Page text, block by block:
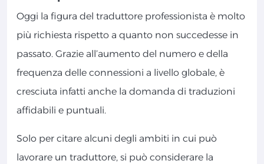
Oggi la figura del traduttore professionista è molto
più richiesta rispetto a quanto non succedesse in
passato. Grazie all’aumento del numero e della
frequenza delle connessioni a livello globale, è
cresciuta infatti anche la domanda di traduzioni
affidabili e puntuali.
Solo per citare alcuni degli ambiti in cui può
lavorare un traduttore, si può considerare la